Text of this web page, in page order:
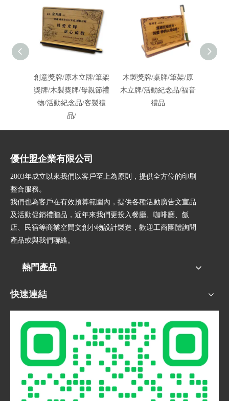
創意獎牌/原木立牌/筆架
獎牌/木製獎牌/母親節禮
物/活動紀念品/客製禮
品/
木製獎牌/桌牌/筆架/原
木立牌/活動紀念品/福音
禮品
優仕盟企業有限公司
2003年成立以來我們以客戶至上為原則，提供全方位的印刷
整合服務。
我們也為客戶在有效預算範圍內，提供各種活動廣告文宣品
及活動促銷禮贈品，近年來我們更投入餐廳、咖啡廳、飯
店、民宿等商業空間文創小物設計製造，歡迎工商團體詢問
產品或與我們聯絡。
熱門產品
快速連結